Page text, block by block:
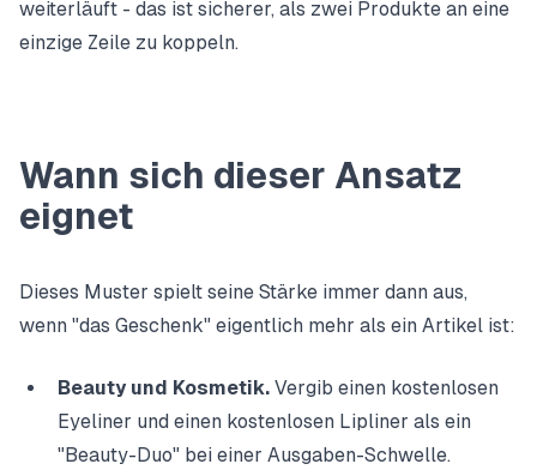
weiterläuft - das ist sicherer, als zwei Produkte an eine
einzige Zeile zu koppeln.
Wann sich dieser Ansatz
eignet
Dieses Muster spielt seine Stärke immer dann aus,
wenn "das Geschenk" eigentlich mehr als ein Artikel ist:
Beauty und Kosmetik. Vergib einen kostenlosen
Eyeliner und einen kostenlosen Lipliner als ein
"Beauty-Duo" bei einer Ausgaben-Schwelle.